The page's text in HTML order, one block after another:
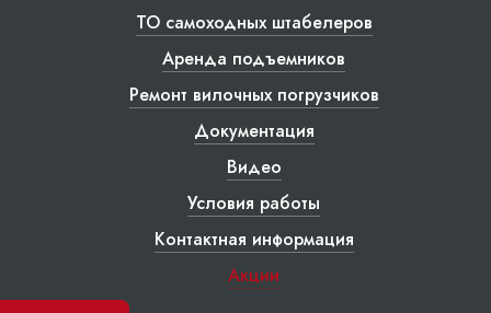
ТО самоходных штабелеров
Аренда подъемников
Ремонт вилочных погрузчиков
Документация
Видео
Условия работы
Контактная информация
Акции